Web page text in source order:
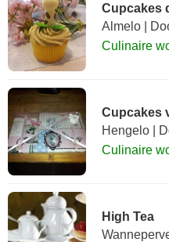
Cupcakes
Almelo |
Culinaire
Cupcakes
Hengelo |
Culinaire
High Tea